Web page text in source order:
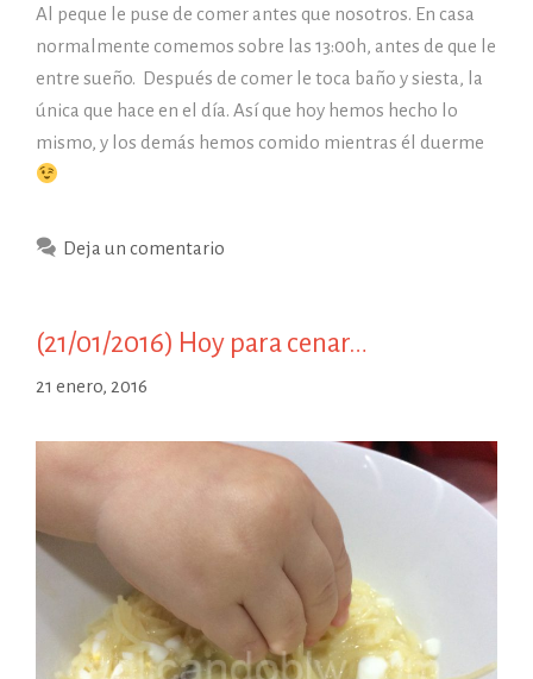
Al peque le puse de comer antes que nosotros. En casa
normalmente comemos sobre las 13:00h, antes de que le
entre sueño. Después de comer le toca baño y siesta, la
única que hace en el día. Así que hoy hemos hecho lo
mismo, y los demás hemos comido mientras él duerme
Deja un comentario
(21/01/2016) Hoy para cenar…
21 enero, 2016